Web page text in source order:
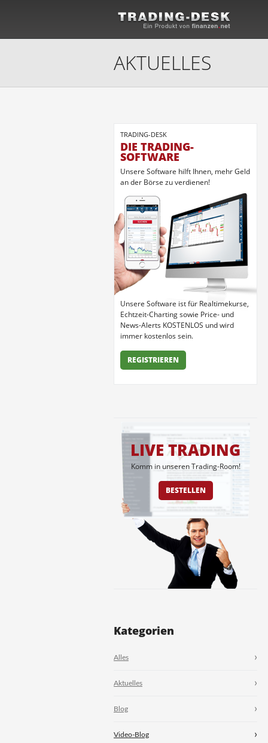
AKTUELLES
TRADING-DESK
DIE TRADING-
SOFTWARE
Unsere Software hilft Ihnen, mehr Geld
an der Börse zu verdienen!
Unsere Software ist für Realtimekurse,
Echtzeit-Charting sowie Price- und
News-Alerts KOSTENLOS und wird
immer kostenlos sein.
REGISTRIEREN
LIVE TRADING
Komm in unseren Trading-Room!
BESTELLEN
Kategorien
Alles
Aktuelles
Blog
Video-Blog